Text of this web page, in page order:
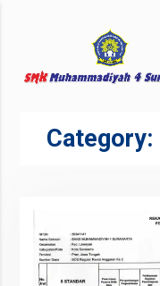
Category: